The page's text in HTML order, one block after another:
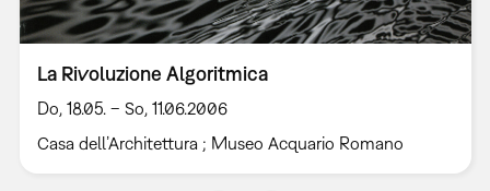
La Rivoluzione Algoritmica
Do, 18.05. – So, 11.06.2006
Casa dell’Architettura ; Museo Acquario Romano